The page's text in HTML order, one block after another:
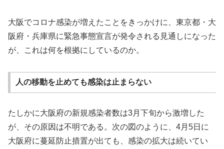
大阪でコロナ感染が増えたことをきっかけに、東京都・大
阪府・兵庫県に緊急事態宣言が発令される見通しになった
が、これは何を根拠にしているのか。
人の移動を止めても感染は止まらない
たしかに大阪府の新規感染者数は3月下旬から激増した
が、その原因は不明である。次の図のように、4月5日に
大阪府に蔓延防止措置が出ても、感染の拡大は続いてい